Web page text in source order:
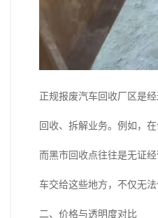
正规报废汽车回收厂区是
回收、拆解业务。例如，
而黑市回收点往往是无证
车交给这些地方，不仅无
二、价格与透明度对比